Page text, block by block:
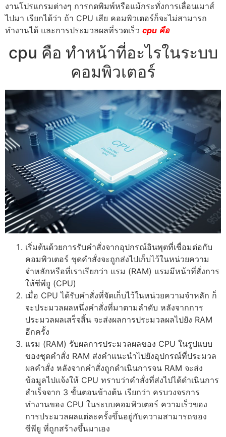
งานโปรแกรมต่างๆ การกดพิมพ์หรือแม้กระทั่งการเลื่อนเมาส์
ไปมา เรียกได้ว่า ถ้า CPU เสีย คอมพิวเตอร์ก็จะไม่สามารถ
ทำงานได้ และการประมวลผลที่รวดเร็ว cpu คือ
cpu คือ ทำหน้าที่อะไรในระบบ
คอมพิวเตอร์
เริ่มต้นด้วยการรับคำสั่งจากอุปกรณ์อินพุตที่เชื่อมต่อกับ
คอมพิวเตอร์ ชุดคำสั่งจะถูกส่งไปเก็บไว้ในหน่วยความ
จำหลักหรือที่เราเรียกว่า แรม (RAM) แรมมีหน้าที่สั่งการ
ให้ซีพียู (CPU)
เมื่อ CPU ได้รับคำสั่งที่จัดเก็บไว้ในหน่วยความจำหลัก ก็
จะประมวลผลหนึ่งคำสั่งที่มาตามลำดับ หลังจากการ
ประมวลผลเสร็จสิ้น จะส่งผลการประมวลผลไปยัง RAM
อีกครั้ง
แรม (RAM) รับผลการประมวลผลของ CPU ในรูปแบบ
ของชุดคำสั่ง RAM ส่งคำแนะนำไปยังอุปกรณ์ที่ประมวล
ผลคำสั่ง หลังจากคำสั่งถูกดำเนินการจน RAM จะส่ง
ข้อมูลไปแจ้งให้ CPU ทราบว่าคำสั่งที่ส่งไปได้ดำเนินการ
สำเร็จจาก 3 ขั้นตอนข้างต้น เรียกว่า ครบวงจรการ
ทำงานของ CPU ในระบบคอมพิวเตอร์ ความเร็วของ
การประมวลผลแต่ละครั้งขึ้นอยู่กับความสามารถของ
ซีพียู ที่ถูกสร้างขึ้นมาเอง